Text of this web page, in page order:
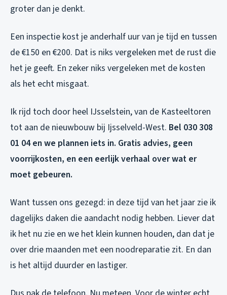
groter dan je denkt.
Een inspectie kost je anderhalf uur van je tijd en tussen
de €150 en €200. Dat is niks vergeleken met de rust die
het je geeft. En zeker niks vergeleken met de kosten
als het echt misgaat.
Ik rijd toch door heel IJsselstein, van de Kasteeltoren
tot aan de nieuwbouw bij Ijsselveld-West. Bel 030 308
01 04 en we plannen iets in. Gratis advies, geen
voorrijkosten, en een eerlijk verhaal over wat er
moet gebeuren.
Want tussen ons gezegd: in deze tijd van het jaar zie ik
dagelijks daken die aandacht nodig hebben. Liever dat
ik het nu zie en we het klein kunnen houden, dan dat je
over drie maanden met een noodreparatie zit. En dan
is het altijd duurder en lastiger.